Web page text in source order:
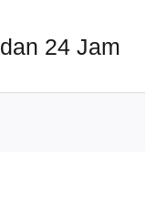
24 Jam